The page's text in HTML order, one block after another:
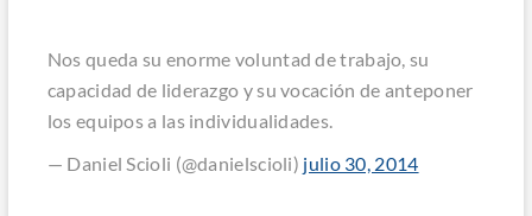
Nos queda su enorme voluntad de trabajo, su
capacidad de liderazgo y su vocación de anteponer
los equipos a las individualidades.
— Daniel Scioli (@danielscioli) julio 30, 2014